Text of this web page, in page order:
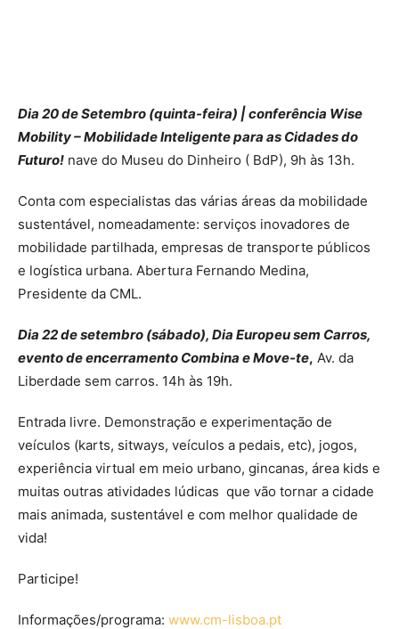
Dia 20 de Setembro (quinta-feira) | conferência Wise
Mobility – Mobilidade Inteligente para as Cidades do
Futuro! nave do Museu do Dinheiro ( BdP), 9h às 13h.
Conta com especialistas das várias áreas da mobilidade
sustentável, nomeadamente: serviços inovadores de
mobilidade partilhada, empresas de transporte públicos
e logística urbana. Abertura Fernando Medina,
Presidente da CML.
Dia 22 de setembro (sábado), Dia Europeu sem Carros,
evento de encerramento Combina e Move-te, Av. da
Liberdade sem carros. 14h às 19h.
Entrada livre. Demonstração e experimentação de
veículos (karts, sitways, veículos a pedais, etc), jogos,
experiência virtual em meio urbano, gincanas, área kids e
muitas outras atividades lúdicas que vão tornar a cidade
mais animada, sustentável e com melhor qualidade de
vida!
Participe!
Informações/programa: www.cm-lisboa.pt